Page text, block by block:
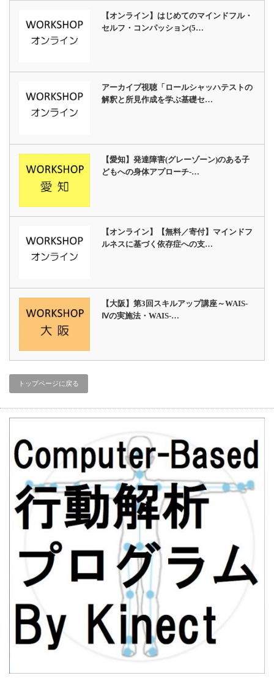
【オンライン】はじめてのマインドフル・
セルフ・コンパッション(5…
アーカイブ視聴「ロールシャッハテストの
解釈と所見作成を学ぶ基礎セ…
【愛知】発達障害(グレーゾーン)のある子
どもへの身体アプローチ‐…
【オンライン】【無料／寄付】マインドフ
ルネスに基づく依存症への支…
【大阪】第3回スキルアップ講座～WAIS-
Ⅳの実施法・WAIS-…
トップページに戻る